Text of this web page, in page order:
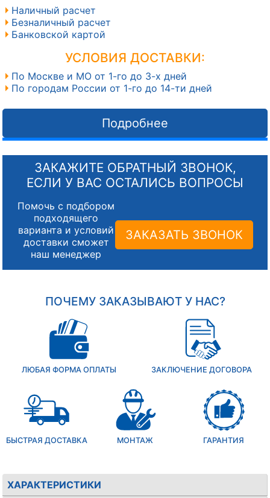
Наличный расчет
Безналичный расчет
Банковской картой
УСЛОВИЯ ДОСТАВКИ:
По Москве и МО от 1-го до 3-х дней
По городам России от 1-го до 14-ти дней
Подробнее
ЗАКАЖИТЕ ОБРАТНЫЙ ЗВОНОК,
ЕСЛИ У ВАС ОСТАЛИСЬ ВОПРОСЫ
Помочь с подбором
подходящего
варианта и условий
доставки сможет
наш менеджер
ЗАКАЗАТЬ ЗВОНОК
ПОЧЕМУ ЗАКАЗЫВАЮТ У НАС?
ЛЮБАЯ ФОРМА ОПЛАТЫ ЗАКЛЮЧЕНИЕ ДОГОВОРА
БЫСТРАЯ ДОСТАВКА МОНТАЖ ГАРАНТИЯ
ХАРАКТЕРИСТИКИ